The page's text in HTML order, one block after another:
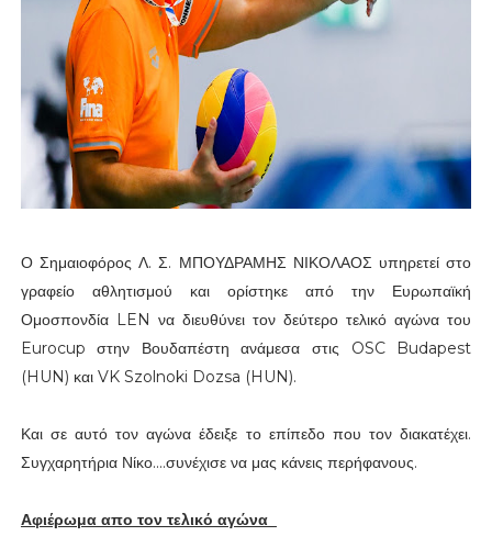
Ο Σημαιοφόρος Λ. Σ. ΜΠΟΥΔΡΑΜΗΣ ΝΙΚΟΛΑΟΣ υπηρετεί στο
γραφείο αθλητισμού και ορίστηκε από την Ευρωπαϊκή
Ομοσπονδία LEN να διευθύνει τον δεύτερο τελικό αγώνα του
Eurocup στην Βουδαπέστη ανάμεσα στις OSC Budapest
(HUN) και VK Szolnoki Dozsa (HUN).
Και σε αυτό τον αγώνα έδειξε το επίπεδο που τον διακατέχει.
Συγχαρητήρια Νίκο....συνέχισε να μας κάνεις περήφανους.
Αφιέρωμα απο τον τελικό αγώνα